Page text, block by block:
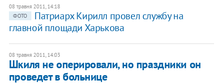
08 травня 2011, 14:18
ФОТО
Патриарх Кирилл провел службу на
главной площади Харькова
08 травня 2011, 14:03
Шкиля не оперировали, но праздники он
проведет в больнице